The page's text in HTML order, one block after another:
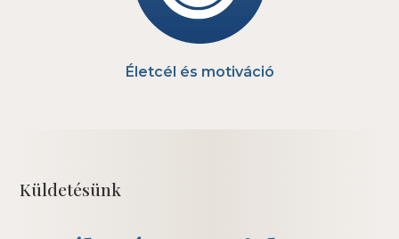
Életcél és motiváció
Küldetésünk